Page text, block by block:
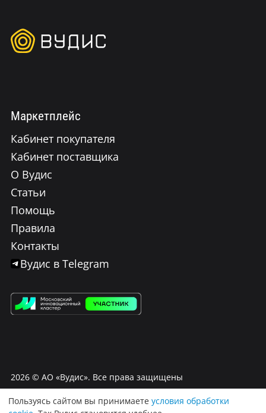
Маркетплейс
Кабинет покупателя
Кабинет поставщика
О Вудис
Статьи
Помощь
Правила
Контакты
Вудис в Telegram
2026© АО «Вудис». Все права защищены
Пользуясь сайтом вы принимаете условия обработки